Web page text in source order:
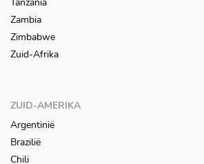
Zambia
Zimbabwe
Zuid-Afrika
ZUID-AMERIKA
Argentinië
Brazilië
Chili